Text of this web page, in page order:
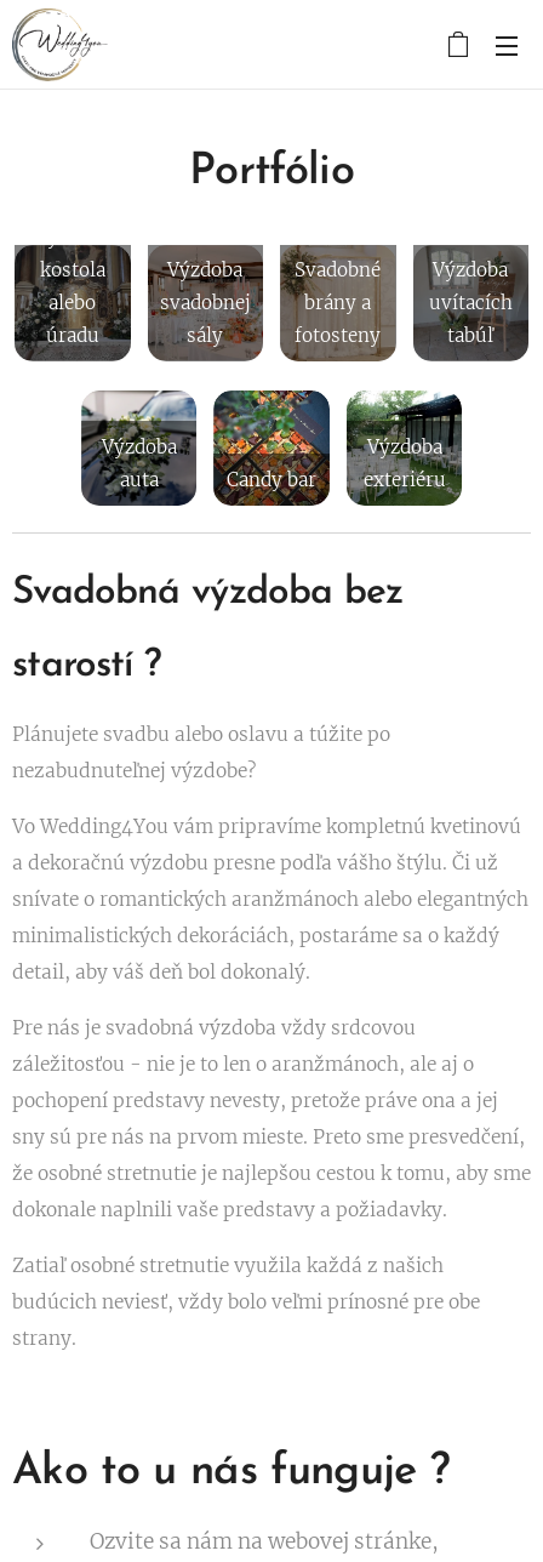
Portfólio
kostola
alebo
úradu
Výzdoba
svadobnej
sály
Svadobné
brány a
fotosteny
Výzdoba
uvítacích
tabúľ
Výzdoba
auta
Candy bar
Výzdoba
exteriéru
Svadobná výzdoba bez
starostí ?
Plánujete svadbu alebo oslavu a túžite po
nezabudnuteľnej výzdobe?
Vo Wedding4You vám pripravíme kompletnú kvetinovú
a dekoračnú výzdobu presne podľa vášho štýlu. Či už
snívate o romantických aranžmánoch alebo elegantných
minimalistických dekoráciách, postaráme sa o každý
detail, aby váš deň bol dokonalý.
Pre nás je svadobná výzdoba vždy srdcovou
záležitosťou - nie je to len o aranžmánoch, ale aj o
pochopení predstavy nevesty, pretože práve ona a jej
sny sú pre nás na prvom mieste. Preto sme presvedčení,
že osobné stretnutie je najlepšou cestou k tomu, aby sme
dokonale naplnili vaše predstavy a požiadavky.
Zatiaľ osobné stretnutie využila každá z našich
budúcich neviesť, vždy bolo veľmi prínosné pre obe
strany.
Ako to u nás funguje ?
Ozvite sa nám na webovej stránke,